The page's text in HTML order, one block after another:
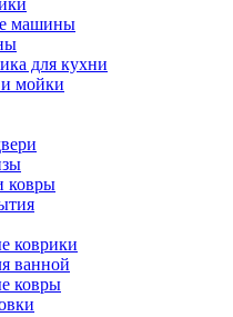
машины
для кухни
мойки
ковры
коврики
ванной
ковры